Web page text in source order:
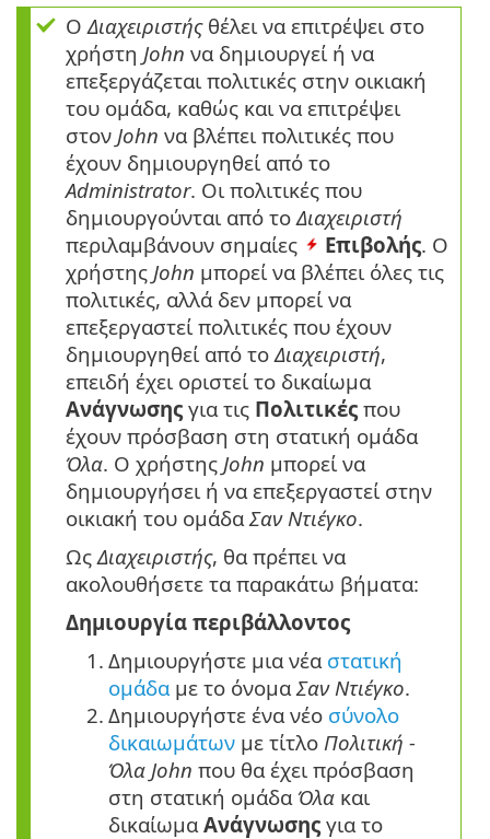
ΟΔιαχειριστήςθέλει να επιτρέψει στο
χρήστη John να δημιουργεί ή να
επεξεργάζεται πολιτικές στην οικιακή
του ομάδα, καθώς και να επιτρέψει
στον John να βλέπει πολιτικές που
έχουν δημιουργηθεί από το
Administrator. Οι πολιτικές που
δημιουργούνται από τοΔιαχειριστή
περιλαμβάνουν σημαίες
Επιβολής. Ο
χρήστης John μπορεί να βλέπει όλες τις
πολιτικές, αλλά δεν μπορεί να
επεξεργαστεί πολιτικές που έχουν
δημιουργηθεί από τοΔιαχειριστή,
επειδή έχει οριστεί το δικαίωμα
Ανάγνωσης για τις Πολιτικές που
έχουν πρόσβαση στη στατική ομάδα
Όλα. Ο χρήστης John μπορεί να
δημιουργήσει ή να επεξεργαστεί στην
οικιακή του ομάδαΣαν Ντιέγκο.
ΩςΔιαχειριστής, θα πρέπει να
ακολουθήσετε τα παρακάτω βήματα:
Δημιουργία περιβάλλοντος
1. Δημιουργήστε μια νέα στατική
ομάδαμε το όνομαΣαν Ντιέγκο.
2. Δημιουργήστε ένα νέο σύνολο
δικαιωμάτων με τίτλο Πολιτική -
Όλα John που θα έχει πρόσβαση
στη στατική ομάδαΌλα και
δικαίωμαΑνάγνωσης για το